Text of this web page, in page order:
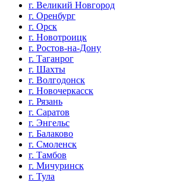
г. Великий Новгород
г. Оренбург
г. Орск
г. Новотроицк
г. Ростов-на-Дону
г. Таганрог
г. Шахты
г. Волгодонск
г. Новочеркасск
г. Рязань
г. Саратов
г. Энгельс
г. Балаково
г. Смоленск
г. Тамбов
г. Мичуринск
г. Тула